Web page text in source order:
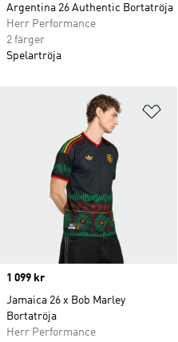
Price
1 099 kr
Jamaica 26 x Bob Marley
Bortatröja
Herr Performance
Argentina 26 Authentic Bortatröja
Herr Performance
2 färger
Spelartröja